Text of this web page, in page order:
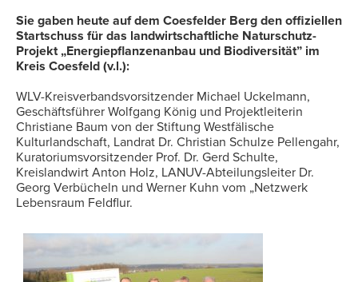
Sie gaben heute auf dem Coesfelder Berg den offiziellen
Startschuss für das landwirtschaftliche Naturschutz-
Projekt „Energiepflanzenanbau und Biodiversität” im
Kreis Coesfeld (v.l.):
WLV-Kreisverbandsvorsitzender Michael Uckelmann,
Geschäftsführer Wolfgang König und Projektleiterin
Christiane Baum von der Stiftung Westfälische
Kulturlandschaft, Landrat Dr. Christian Schulze Pellengahr,
Kuratoriumsvorsitzender Prof. Dr. Gerd Schulte,
Kreislandwirt Anton Holz, LANUV-Abteilungsleiter Dr.
Georg Verbücheln und Werner Kuhn vom „Netzwerk
Lebensraum Feldflur.